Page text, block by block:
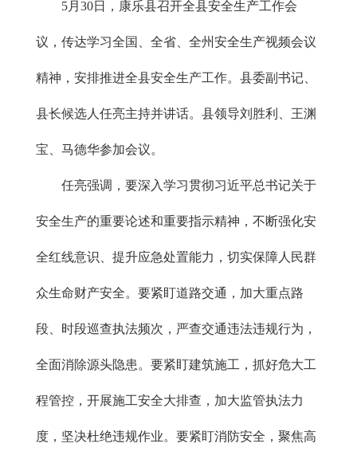
5月30日，康乐县召开全县安全生产工作会
议，传达学习全国、全省、全州安全生产视频会议
精神，安排推进全县安全生产工作。县委副书记、
县长候选人任亮主持并讲话。县领导刘胜利、王渊
宝、马德华参加会议。
任亮强调，要深入学习贯彻习近平总书记关于
安全生产的重要论述和重要指示精神，不断强化安
全红线意识、提升应急处置能力，切实保障人民群
众生命财产安全。要紧盯道路交通，加大重点路
段、时段巡查执法频次，严查交通违法违规行为，
全面消除源头隐患。要紧盯建筑施工，抓好危大工
程管控，开展施工安全大排查，加大监管执法力
度，坚决杜绝违规作业。要紧盯消防安全，聚焦高